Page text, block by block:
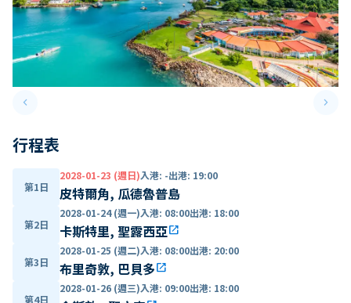
keyboard_arrow_leftPrevious slide keyboard_arrow_right
行程表
第1日
2028-01-23 (週日)入港: -出港: 19:00
皮特爾角, 瓜德魯普島
第2日
2028-01-24 (週一)入港: 08:00出港: 18:00
卡斯特里, 聖露西亞open_in_new
第3日
2028-01-25 (週二)入港: 08:00出港: 20:00
布里奇敦, 巴貝多open_in_new
第4日
2028-01-26 (週三)入港: 09:00出港: 18:00